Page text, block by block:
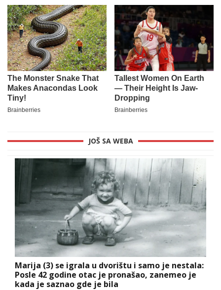
JOŠ SA WEBA
Marija (3) se igrala u dvorištu i samo je nestala:
Posle 42 godine otac je pronašao, zanemeo je
kada je saznao gde je bila